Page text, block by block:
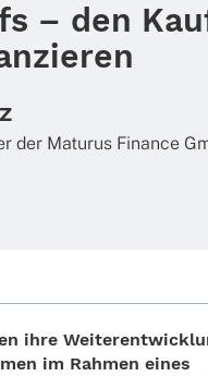
– den
Maturus Finance
ihre
im Rahmen eines